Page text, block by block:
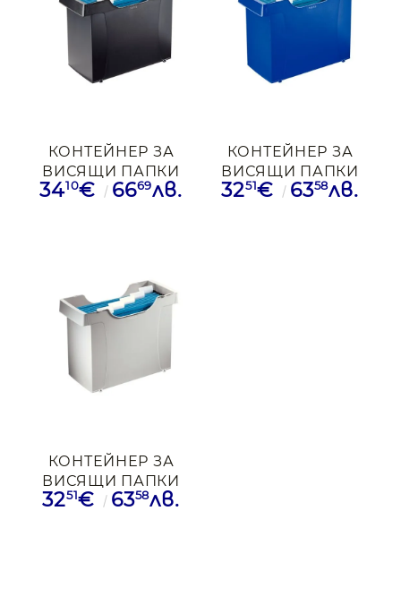
КОНТЕЙНЕР ЗА
ВИСЯЩИ ПАПКИ
LEITZ + 5 ПАПКИ
3410€ 6669лв.
КОНТЕЙНЕР ЗА
ВИСЯЩИ ПАПКИ
LEITZ + 5 ПАПКИ
3251€ 6358лв.
КОНТЕЙНЕР ЗА
ВИСЯЩИ ПАПКИ
LEITZ + 5 ПАПКИ
3251€ 6358лв.